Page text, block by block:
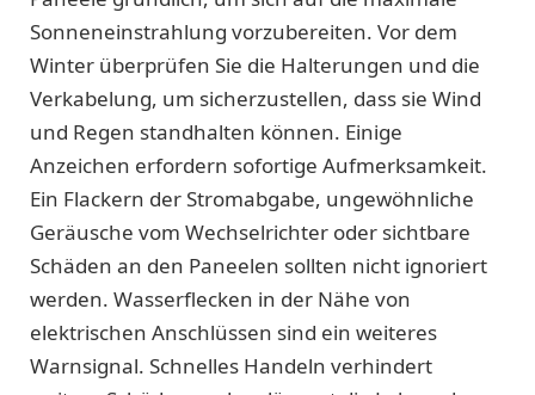
Sonneneinstrahlung vorzubereiten. Vor dem
Winter überprüfen Sie die Halterungen und die
Verkabelung, um sicherzustellen, dass sie Wind
und Regen standhalten können. Einige
Anzeichen erfordern sofortige Aufmerksamkeit.
Ein Flackern der Stromabgabe, ungewöhnliche
Geräusche vom Wechselrichter oder sichtbare
Schäden an den Paneelen sollten nicht ignoriert
werden. Wasserflecken in der Nähe von
elektrischen Anschlüssen sind ein weiteres
Warnsignal. Schnelles Handeln verhindert